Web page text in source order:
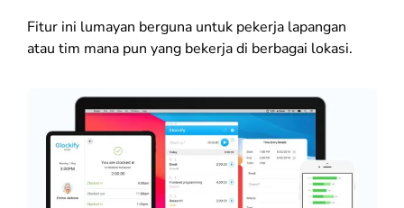
Fitur ini lumayan berguna untuk pekerja lapangan
atau tim mana pun yang bekerja di berbagai lokasi.